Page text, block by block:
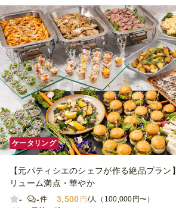
ケータリング
【元パティシエのシェフが作る絶品プラ
リューム満点・華やか
-
-件 3,500 円 /人（100,000円〜）